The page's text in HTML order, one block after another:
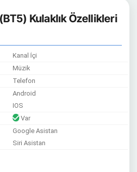
Kulaklık Özellikleri
Kanal İçi
Müzik
Telefon
Android
IOS
Var
Google Asistan
Siri Asistan